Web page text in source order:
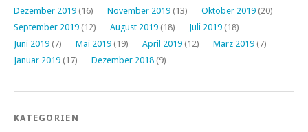
Dezember 2019 (16) November 2019 (13) Oktober 2019 (20)
September 2019 (12) August 2019 (18) Juli 2019 (18)
Juni 2019 (7) Mai 2019 (19) April 2019 (12) März 2019 (7)
Januar 2019 (17) Dezember 2018 (9)
KATEGORIEN